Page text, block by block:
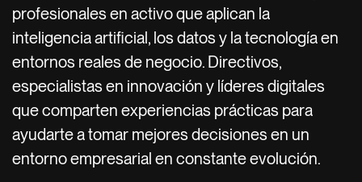
profesionales en activo que aplican la
inteligencia artificial, los datos y la tecnología en
entornos reales de negocio. Directivos,
especialistas en innovación y líderes digitales
que comparten experiencias prácticas para
ayudarte a tomar mejores decisiones en un
entorno empresarial en constante evolución.